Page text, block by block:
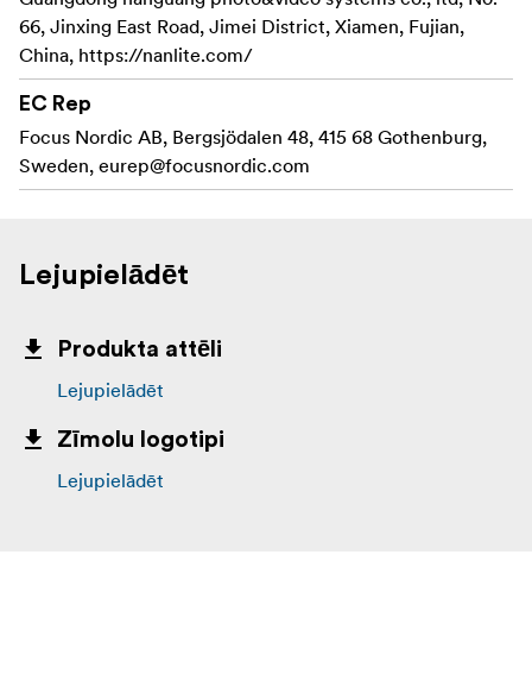
66, Jinxing East Road, Jimei District, Xiamen, Fujian,
China, https://nanlite.com/
EC Rep
Focus Nordic AB, Bergsjödalen 48, 415 68 Gothenburg,
Sweden, eurep@focusnordic.com
Lejupielādēt
Produkta attēli
Lejupielādēt
Zīmolu logotipi
Lejupielādēt